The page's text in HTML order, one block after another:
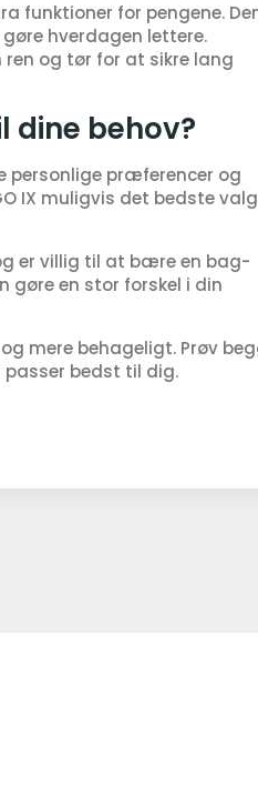
funktioner for pengene.
hverdagen lettere.
og tør for at sikre lang
dine behov?
personlige præferencer og
IX muligvis det bedste
er villig til at bære en bag-
gøre en stor forskel i din
mere behageligt. Prøv
bedst til dig.